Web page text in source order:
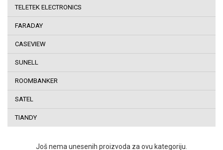
robe
na
adresu
Sigurnost
plaćanja
TELETEK ELECTRONICS
FARADAY
CASEVIEW
SUNELL
ROOMBANKER
SATEL
TIANDY
Još nema unesenih proizvoda za ovu kategoriju.